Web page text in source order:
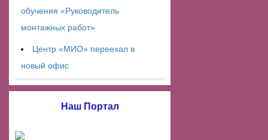
обучения «Руководитель
монтажных работ»
Центр «МИО» переехал в
новый офис
Наш Портал